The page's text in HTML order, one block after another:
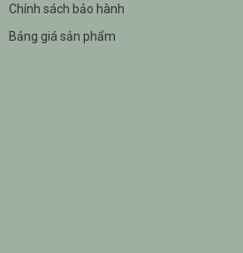
Chính sách bảo hành
Bảng giá sản phẩm